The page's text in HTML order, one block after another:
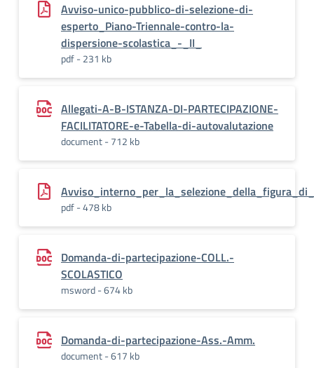
Avviso-unico-pubblico-di-selezione-di-
esperto_Piano-Triennale-contro-la-
dispersione-scolastica_-_II_
pdf - 231 kb
Allegati-A-B-ISTANZA-DI-PARTECIPAZIONE-
FACILITATORE-e-Tabella-di-autovalutazione
document - 712 kb
pdf - 478 kb
Domanda-di-partecipazione-COLL.-
SCOLASTICO
msword - 674 kb
Domanda-di-partecipazione-Ass.-Amm.
document - 617 kb